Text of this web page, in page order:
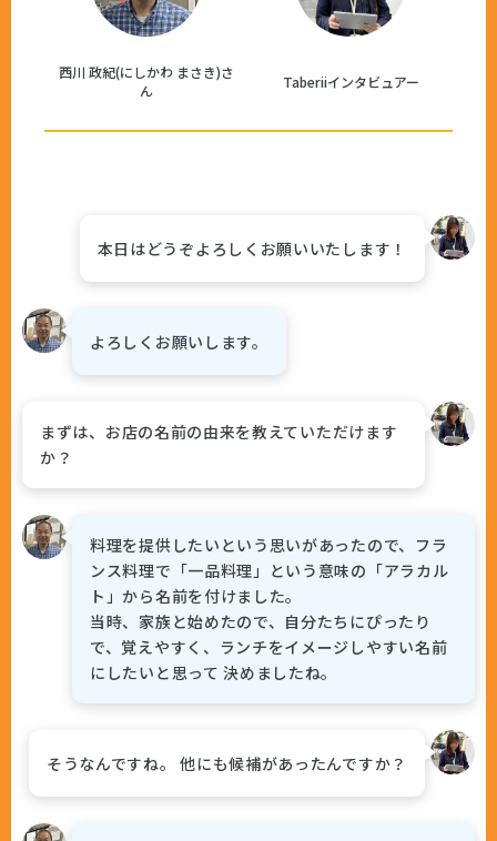
西川 政紀(にしかわ まさき)さ
ん
Taberiiインタビュアー
本日はどうぞよろしくお願いいたします！
よろしくお願いします。
まずは、お店の名前の由来を教えていただけます
か？
料理を提供したいという思いがあったので、フラ
ンス料理で「一品料理」という意味の「アラカル
ト」から名前を付けました。
当時、家族と始めたので、自分たちにぴったり
で、覚えやすく、ランチをイメージしやすい名前
にしたいと思って 決めましたね。
そうなんですね。 他にも候補があったんですか？